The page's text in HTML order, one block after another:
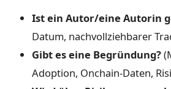
Ist ein Autor/eine Autorin
Datum, nachvollziehbarer
Gibt es eine Begründung?
Adoption, Onchain-Daten,